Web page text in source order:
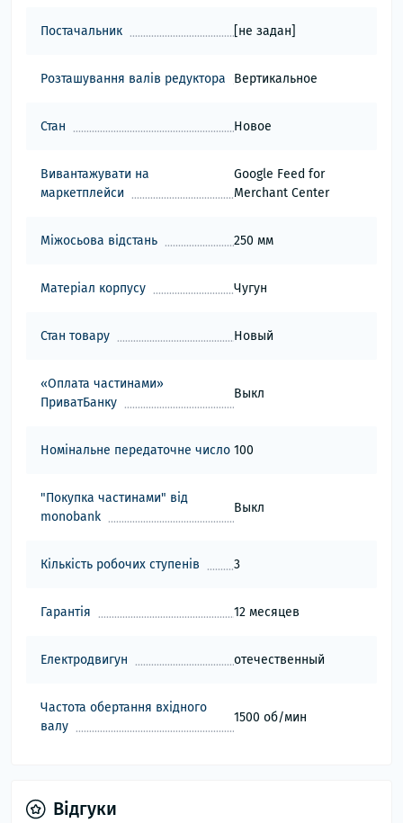
Постачальник [не задан]
Розташування валів редуктора Вертикальное
Стан Новое
Вивантажувати на
маркетплейси
Google Feed for
Merchant Center
Міжосьова відстань 250 мм
Матеріал корпусу Чугун
Стан товару Новый
«Оплата частинами»
ПриватБанку
Выкл
Номінальне передаточне число 100
"Покупка частинами" від
monobank
Выкл
Кількість робочих ступенів 3
Гарантія 12 месяцев
Електродвигун отечественный
Частота обертання вхідного
валу
1500 об/мин
Відгуки